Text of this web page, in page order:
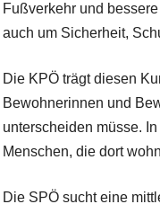
Fußverkehr und
auch um Sicherheit,
Die KPÖ trägt diesen
Bewohnerinnen und
unterscheiden müsse.
Menschen, die dort
Die SPÖ sucht eine